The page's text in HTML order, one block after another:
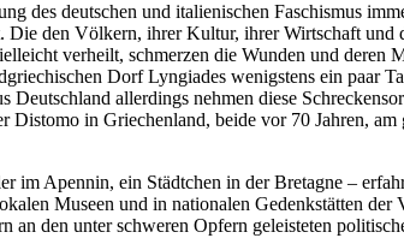
des deutschen und italienischen Faschismus
Die den Völkern, ihrer Kultur, ihrer Wirtschaft
verheilt, schmerzen die Wunden und deren
Dorf Lyngiades wenigstens ein paar
allerdings nehmen diese
in Griechenland, beide vor 70 Jahren,
im Apennin, ein Städtchen in der Bretagne –
Museen und in nationalen Gedenkstätten der
den unter schweren Opfern geleisteten